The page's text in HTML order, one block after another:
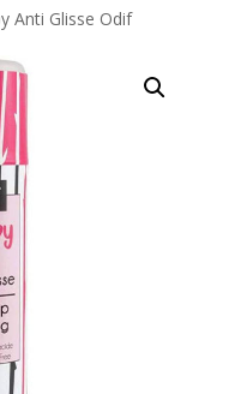
Anti Glisse Odif